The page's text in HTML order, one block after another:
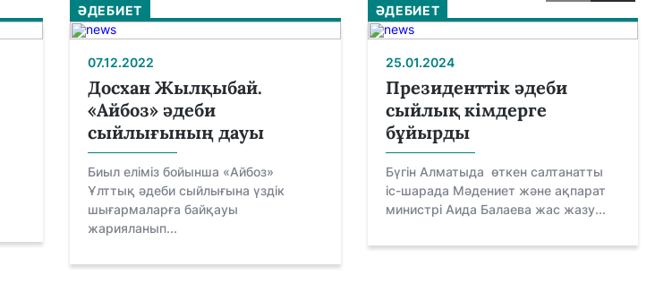
ӘДЕБИЕТ
07.12.2022
Досхан Жылқыбай.
«Айбоз» әдеби
сыйлығының дауы
Биыл еліміз бойынша «Айбоз»
Ұлттық әдеби сыйлығына үздік
шығармаларға байқауы
жарияланып...
ӘДЕБИЕТ
25.01.2024
Президенттік әдеби
сыйлық кімдерге
бұйырды
Бүгін Алматыда өткен салтанатты
іс-шарада Мәдениет және ақпарат
министрі Аида Балаева жас жазу...